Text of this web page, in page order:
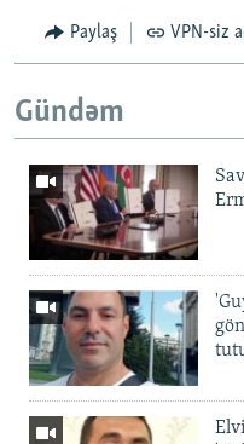
Paylaş VPN-siz
Gündəm